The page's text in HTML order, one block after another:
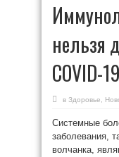
нельзя
COVID-19
в Здоровье
Системные
заболевания,
волчанка,